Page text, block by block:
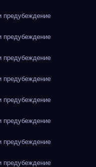
предубеждение
предубеждение
предубеждение
предубеждение
предубеждение
предубеждение
предубеждение
предубеждение